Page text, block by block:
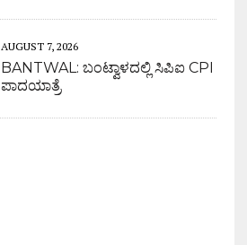
AUGUST 7, 2026
BANTWAL: ಬಂಟ್ವಾಳದಲ್ಲಿ ಸಿಪಿಐ CPI
ಪಾದಯಾತ್ರೆ